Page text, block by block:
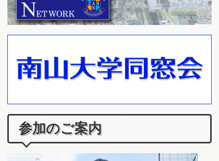
参加のご案内